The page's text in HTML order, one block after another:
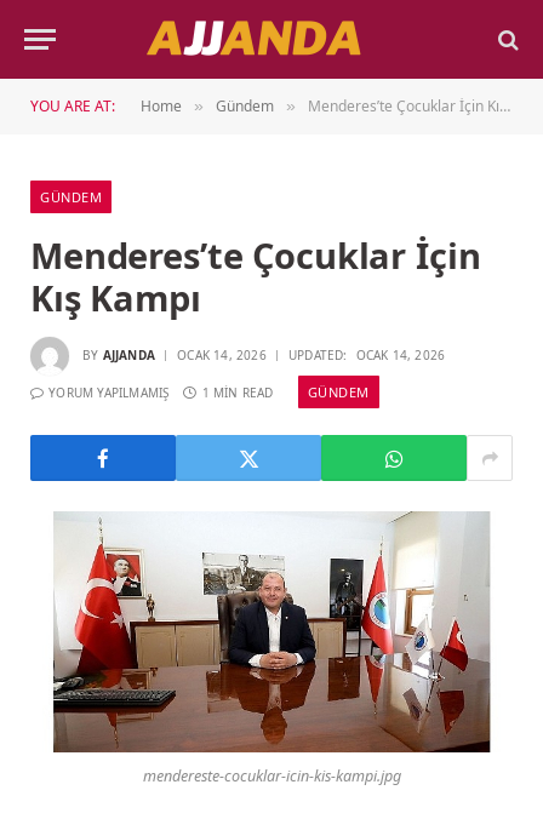
YOU ARE AT: Home » Gündem » Menderes’te Çocuklar İçin Kış Kampı
GÜNDEM
Menderes’te Çocuklar İçin
Kış Kampı
BY AJJANDA OCAK 14, 2026 UPDATED: OCAK 14, 2026
YORUM YAPILMAMIŞ 1 MIN READ GÜNDEM
mendereste-cocuklar-icin-kis-kampi.jpg